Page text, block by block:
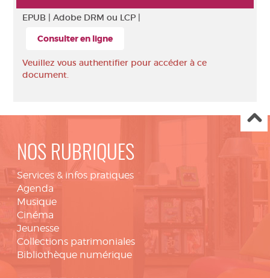
EPUB | Adobe DRM ou LCP |
Consulter en ligne
Veuillez vous authentifier pour accéder à ce
document.
NOS RUBRIQUES
Services & infos pratiques
Agenda
Musique
Cinéma
Jeunesse
Collections patrimoniales
Bibliothèque numérique